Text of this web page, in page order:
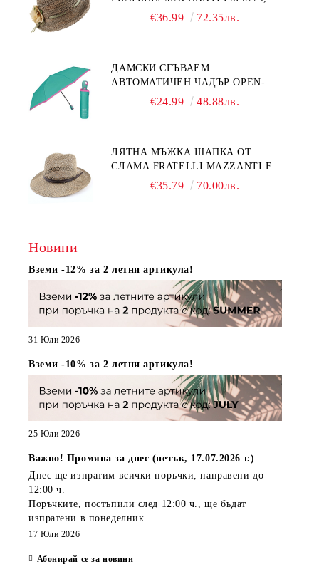
НАТУРАЛЕН/ЖЪЛТО ЦВЕТЕ
€36.99 72.35лв.
ДАМСКИ СГЪВАЕМ
АВТОМАТИЧЕН ЧАДЪР OPEN-
CLOSE | PERLETTI TECHNOLOGY
€24.99 48.88лв.
ЛЯТНА МЪЖКА ШАПКА ОТ
СЛАМА FRATELLI MAZZANTI FM
7936, НАТУРАЛЕН
€35.79 70.00лв.
Новини
Вземи -12% за 2 летни артикула!
31 Юли 2026
Вземи -10% за 2 летни артикула!
25 Юли 2026
Важно! Промяна за днес (петък, 17.07.2026 г.)
Днес ще изпратим всички поръчки, направенидо
12:00 ч.
Поръчките, постъпили след 12:00 ч. , ще бъдат
изпратени в понеделник.
17 Юли 2026
Абонирай се за новини